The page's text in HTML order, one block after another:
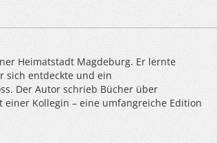
Heimatstadt Magdeburg. Er lernte
sich entdeckte und ein
Der Autor schrieb Bücher über
Kollegin – eine umfangreiche Edition